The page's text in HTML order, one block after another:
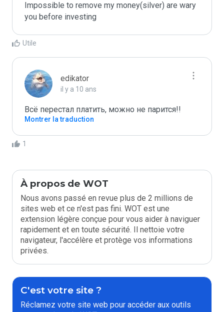
Impossible to remove my money(silver) are wary
you before investing
Utile
edikator
il y a 10 ans
Всё перестал платить, можно не парится!!
Montrer la traduction
1
À propos de WOT
Nous avons passé en revue plus de 2 millions de
sites web et ce n'est pas fini. WOT est une
extension légère conçue pour vous aider à naviguer
rapidement et en toute sécurité. Il nettoie votre
navigateur, l'accélère et protège vos informations
privées.
C'est votre site ?
Réclamez votre site web pour accéder aux outils